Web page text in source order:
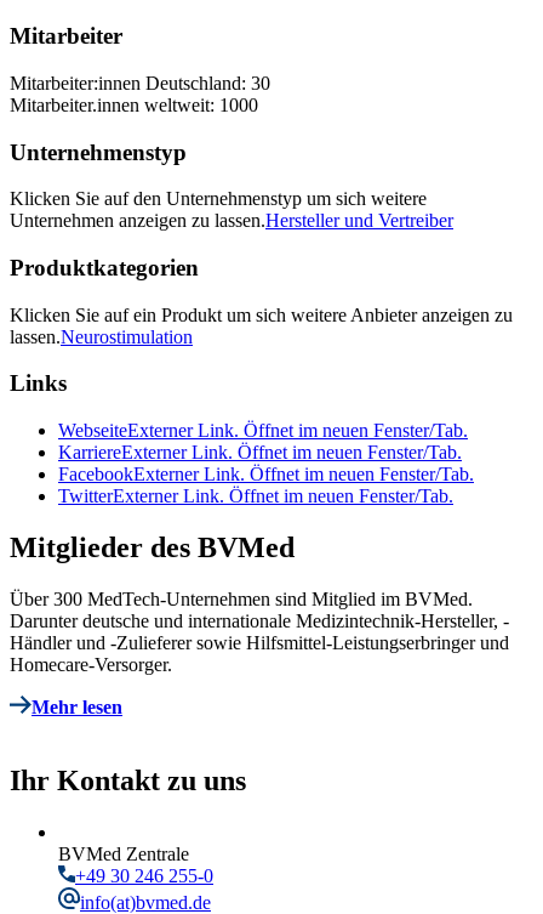
Mitarbeiter
Mitarbeiter:innen Deutschland: 30
Mitarbeiter.innen weltweit: 1000
Unternehmenstyp
Klicken Sie auf den Unternehmenstyp um sich weitere
Unternehmen anzeigen zu lassen.Hersteller und Vertreiber
Produktkategorien
Klicken Sie auf ein Produkt um sich weitere Anbieter anzeigen zu
lassen.Neurostimulation
Links
WebseiteExterner Link. Öffnet im neuen Fenster/Tab.
KarriereExterner Link. Öffnet im neuen Fenster/Tab.
FacebookExterner Link. Öffnet im neuen Fenster/Tab.
TwitterExterner Link. Öffnet im neuen Fenster/Tab.
Mitglieder des BVMed
Über 300 MedTech-Unternehmen sind Mitglied im BVMed.
Darunter deutsche und internationale Medizintechnik-Hersteller, -
Händler und -Zulieferer sowie Hilfsmittel-Leistungserbringer und
Homecare-Versorger.
Mehr lesen
Ihr Kontakt zu uns
BVMed Zentrale
+49 30 246 255-0
info(at)bvmed.de